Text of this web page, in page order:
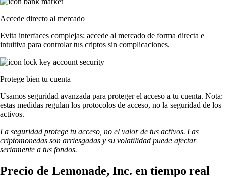
Accede directo al mercado
Evita interfaces complejas: accede al mercado de forma directa e
intuitiva para controlar tus criptos sin complicaciones.
Protege bien tu cuenta
Usamos seguridad avanzada para proteger el acceso a tu cuenta. Nota:
estas medidas regulan los protocolos de acceso, no la seguridad de los
activos.
La seguridad protege tu acceso, no el valor de tus activos. Las
criptomonedas son arriesgadas y su volatilidad puede afectar
seriamente a tus fondos.
Precio de Lemonade, Inc. en tiempo real